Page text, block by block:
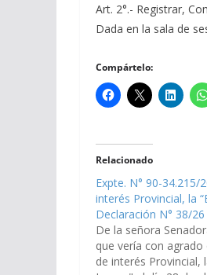
Art. 2°.- Registrar,
Dada en la sala de
Compártelo:
Relacionado
Expte. N° 90-
interés Provincial, la
Declaración N° 38/26
De la señora
que vería con
de interés Provincial,